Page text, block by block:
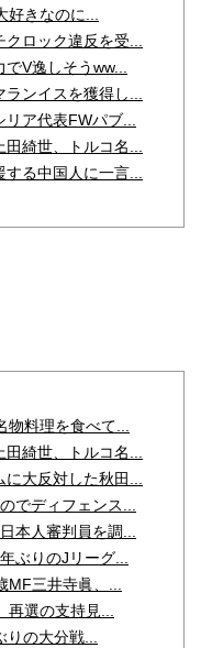
きなのに...
ロック違反を受...
V逸しそうww...
ンイスを獲得し...
ア代表FWパブ...
綺世、トルコ名...
る中国人に一言...
料理を食べて...
綺世、トルコ名...
大反対した秋田...
でディフェンス...
本人審判員を調...
ぶりのJリーグ...
三井寺眞、...
選の支持見...
の大分戦...